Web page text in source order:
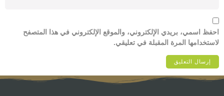
احفظ اسمي، بريدي الإلكتروني، والموقع الإلكتروني في هذا المتصفح
لاستخدامها المرة المقبلة في تعليقي.